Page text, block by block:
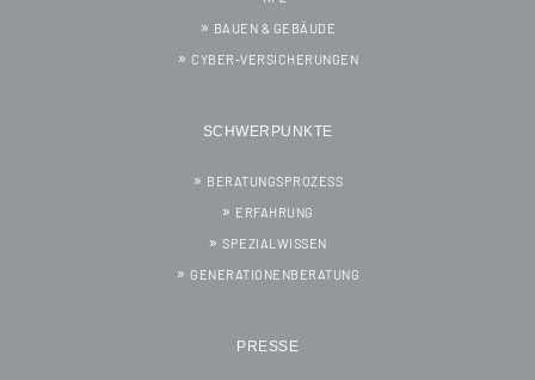
BAUEN & GEBÄUDE
CYBER-VERSICHERUNGEN
SCHWERPUNKTE
BERATUNGSPROZESS
ERFAHRUNG
SPEZIALWISSEN
GENERATIONENBERATUNG
PRESSE